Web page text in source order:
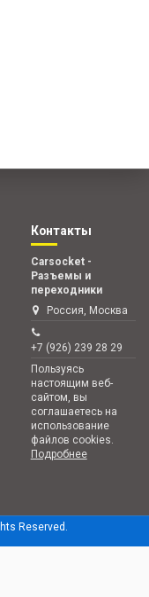
Контакты
Carsocket -
Разъемы и
переходники
Россия, Москва
+7 (926) 239 28 29
Пользуясь
настоящим веб-
сайтом, вы
соглашаетесь на
использование
файлов cookies.
Подробнее
Reserved.